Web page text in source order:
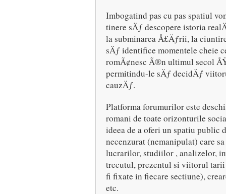
Imbogatind pas cu pas spatiul
tinere sÄƒ descopere istoria
la subminarea Å£Äƒrii, la
sÄƒ identifice momentele cheie
romÃ¢nesc Ã®n ultimul secol
permitindu-le sÄƒ decidÄƒ
cauzÄƒ.
Platforma forumurilor este
romani de toate orizonturile
ideea de a oferi un spatiu public
necenzurat (nemanipulat) care
lucrarilor, studiilor , analizelor,
trecutul, prezentul si viitorul
fi fixate in fiecare sectiune),
etc.